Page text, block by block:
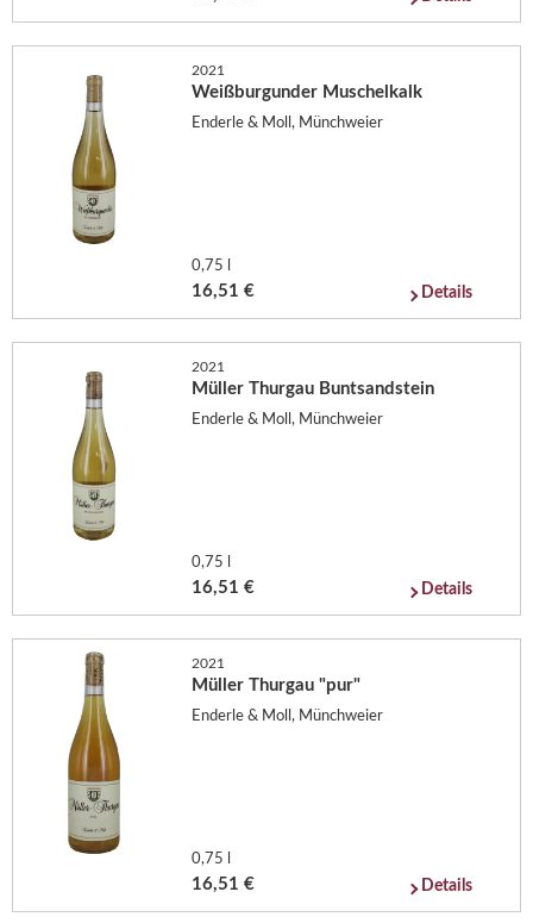
2021
Weißburgunder Muschelkalk
Enderle & Moll, Münchweier
0,75 l
16,51 € Details
2021
Müller Thurgau Buntsandstein
Enderle & Moll, Münchweier
0,75 l
16,51 € Details
2021
Müller Thurgau "pur"
Enderle & Moll, Münchweier
0,75 l
16,51 € Details